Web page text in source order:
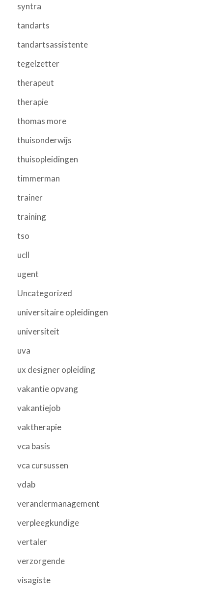
syntra
tandarts
tandartsassistente
tegelzetter
therapeut
therapie
thomas more
thuisonderwijs
thuisopleidingen
timmerman
trainer
training
tso
ucll
ugent
Uncategorized
universitaire opleidingen
universiteit
uva
ux designer opleiding
vakantie opvang
vakantiejob
vaktherapie
vca basis
vca cursussen
vdab
verandermanagement
verpleegkundige
vertaler
verzorgende
visagiste